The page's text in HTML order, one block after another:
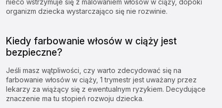
nieco wstrzymuje się z malowaniem włosów w ciąży, dopóki
organizm dziecka wystarczająco się nie rozwinie.
Kiedy farbowanie włosów w ciąży jest
bezpieczne?
Jeśli masz wątpliwości, czy warto zdecydować się na
farbowanie włosów w ciąży, 1 trymestr jest uważany przez
lekarzy za wiążący się z ewentualnym ryzykiem. Decydujące
znaczenie ma tu stopień rozwoju dziecka.